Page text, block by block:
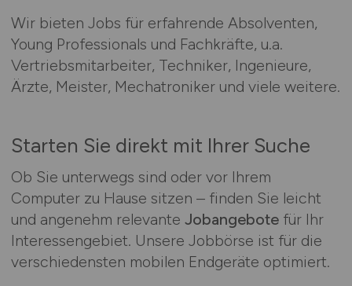
Wir bieten Jobs für erfahrende Absolventen,
Young Professionals und Fachkräfte, u.a.
Vertriebsmitarbeiter, Techniker, Ingenieure,
Ärzte, Meister, Mechatroniker und viele weitere.
Starten Sie direkt mit Ihrer Suche
Ob Sie unterwegs sind oder vor Ihrem
Computer zu Hause sitzen – finden Sie leicht
und angenehm relevante Jobangebotefür Ihr
Interessengebiet. Unsere Jobbörse ist für die
verschiedensten mobilen Endgeräte optimiert.